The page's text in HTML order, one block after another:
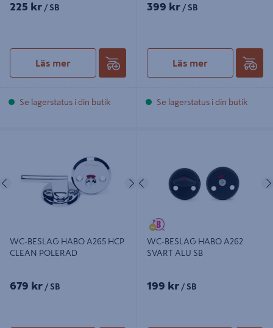
225 kr / SB
Läs mer
Se lagerstatus i din butik
399 kr / SB
Läs mer
Se lagerstatus i din butik
Föregående Nästa
WC-BESLAG HABO A265 HCP
CLEAN POLERAD
679 kr / SB
Föregående
WC-BESLAG HABO A262
SVART ALU SB
199 kr / SB